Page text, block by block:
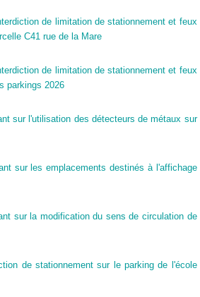
de limitation de stationnement et feux
C41 rue de la Mare
de limitation de stationnement et feux
parkings 2026
sur l'utilisation des détecteurs de métaux sur
sur les emplacements destinés à l'affichage
sur la modification du sens de circulation de
de stationnement sur le parking de l'école